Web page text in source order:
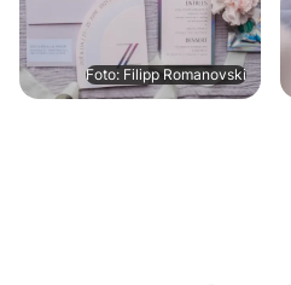
Foto: Filipp Romanovski